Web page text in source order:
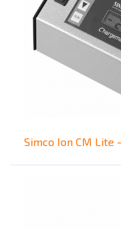
Simco Ion CM Lite